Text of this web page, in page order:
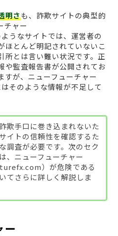
明さも、詐欺サイトの典型的
チャー
うなサイトでは、運営者の
ほとんど明記されていないこ
所とは言い難い状況です。正
や監査報告書が公開されてお
すが、ニューフューチャー
そのような情報が不足して
欺手口に巻き込まれないた
イトの信頼性を確認するた
調査が必要です。次のセク
、ニューフューチャー
）が危険である
てさらに詳しく解説しま
ー